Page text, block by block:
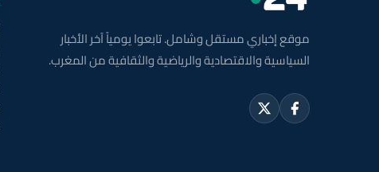
موقع إخباري مستقل وشامل. تابعوا يومياً آخر الأخبار
السياسية والاقتصادية والرياضية والثقافية من المغرب.